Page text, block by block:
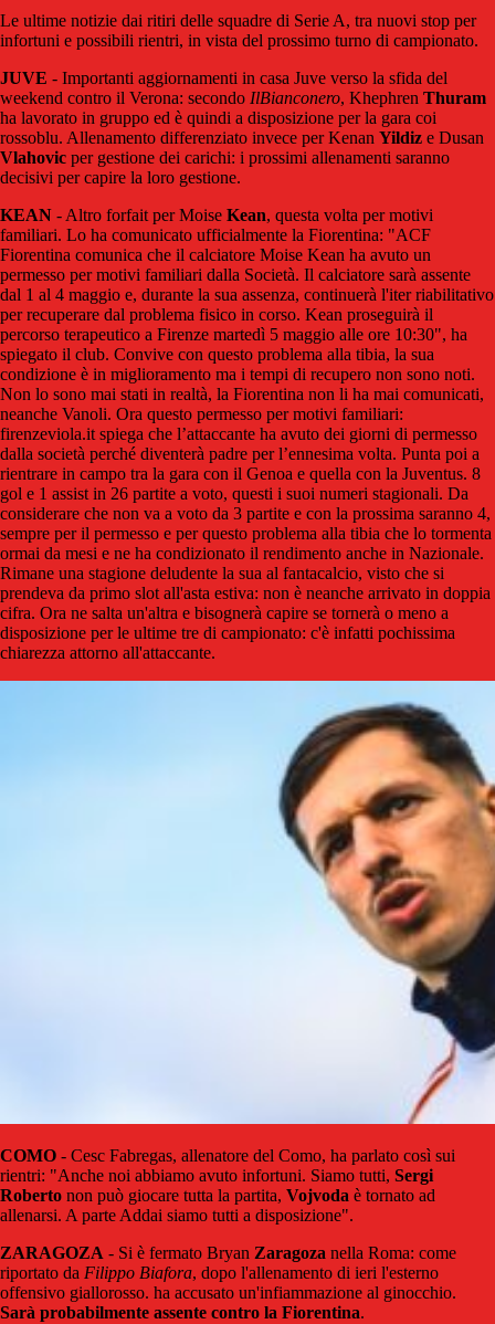
Le ultime notizie dai ritiri delle squadre di Serie A, tra nuovi stop per
infortuni e possibili rientri, in vista del prossimo turno di campionato.
JUVE - Importanti aggiornamenti in casa Juve verso la sfida del
weekend contro il Verona: secondo IlBianconero, Khephren Thuram
ha lavorato in gruppo ed è quindi a disposizione per la gara coi
rossoblu. Allenamento differenziato invece per Kenan Yildiz e Dusan
Vlahovic per gestione dei carichi: i prossimi allenamenti saranno
decisivi per capire la loro gestione.
KEAN - Altro forfait per Moise Kean, questa volta per motivi
familiari. Lo ha comunicato ufficialmente la Fiorentina: "ACF
Fiorentina comunica che il calciatore Moise Kean ha avuto un
permesso per motivi familiari dalla Società. Il calciatore sarà assente
dal 1 al 4 maggio e, durante la sua assenza, continuerà l'iter riabilitativo
per recuperare dal problema fisico in corso. Kean proseguirà il
percorso terapeutico a Firenze martedì 5 maggio alle ore 10:30", ha
spiegato il club. Convive con questo problema alla tibia, la sua
condizione è in miglioramento ma i tempi di recupero non sono noti.
Non lo sono mai stati in realtà, la Fiorentina non li ha mai comunicati,
neanche Vanoli. Ora questo permesso per motivi familiari:
firenzeviola.it spiega che l’attaccante ha avuto dei giorni di permesso
dalla società perché diventerà padre per l’ennesima volta. Punta poi a
rientrare in campo tra la gara con il Genoa e quella con la Juventus. 8
gol e 1 assist in 26 partite a voto, questi i suoi numeri stagionali. Da
considerare che non va a voto da 3 partite e con la prossima saranno 4,
sempre per il permesso e per questo problema alla tibia che lo tormenta
ormai da mesi e ne ha condizionato il rendimento anche in Nazionale.
Rimane una stagione deludente la sua al fantacalcio, visto che si
prendeva da primo slot all'asta estiva: non è neanche arrivato in doppia
cifra. Ora ne salta un'altra e bisognerà capire se tornerà o meno a
disposizione per le ultime tre di campionato: c'è infatti pochissima
chiarezza attorno all'attaccante.
COMO - Cesc Fabregas, allenatore del Como, ha parlato così sui
rientri: "Anche noi abbiamo avuto infortuni. Siamo tutti, Sergi
Roberto non può giocare tutta la partita, Vojvoda è tornato ad
allenarsi. A parte Addai siamo tutti a disposizione".
ZARAGOZA - Si è fermato Bryan Zaragoza nella Roma: come
riportato da Filippo Biafora, dopo l'allenamento di ieri l'esterno
offensivo giallorosso. ha accusato un'infiammazione al ginocchio.
Sarà probabilmente assente contro la Fiorentina.